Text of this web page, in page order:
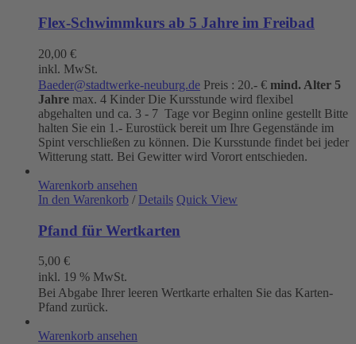
Flex-Schwimmkurs ab 5 Jahre im Freibad
20,00 €
inkl. MwSt.
Baeder@stadtwerke-neuburg.de Preis : 20.- € mind. Alter 5
Jahre max. 4 Kinder Die Kursstunde wird flexibel
abgehalten und ca. 3 - 7 Tage vor Beginn online gestellt Bitte
halten Sie ein 1.- Eurostück bereit um Ihre Gegenstände im
Spint verschließen zu können. Die Kursstunde findet bei jeder
Witterung statt. Bei Gewitter wird Vorort entschieden.
Warenkorb ansehen
In den Warenkorb / Details Quick View
Pfand für Wertkarten
5,00 €
inkl. 19 % MwSt.
Bei Abgabe Ihrer leeren Wertkarte erhalten Sie das Karten-
Pfand zurück.
Warenkorb ansehen